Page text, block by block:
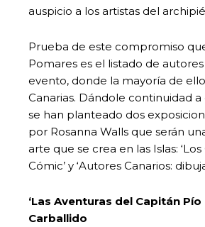
auspicio a los artistas del
Prueba de este compromiso
Pomares es el listado de
evento, donde la mayoría de
Canarias. Dándole continuidad a
se han planteado dos
por Rosanna Walls que serán
arte que se crea en las Islas:
Cómic’ y ‘Autores Canarios:
‘Las Aventuras del Capitán Pío
Carballido